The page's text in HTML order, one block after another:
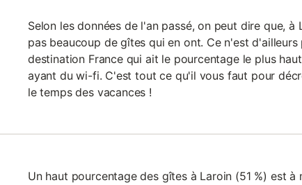
Selon les données de l'an passé, on peut dire que, à
pas beaucoup de gîtes qui en ont. Ce n'est d'ailleurs
destination France qui ait le pourcentage le plus
ayant du wi-fi. C'est tout ce qu'il vous faut pour
le temps des vacances !
Un haut pourcentage des gîtes à Laroin (51 %) est à